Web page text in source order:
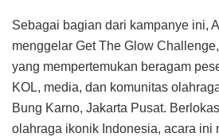
Sebagai bagian dari kampanye ini,
menggelar Get The Glow
yang mempertemukan beragam
KOL, media, dan komunitas
Bung Karno, Jakarta Pusat.
olahraga ikonik Indonesia, acara ini